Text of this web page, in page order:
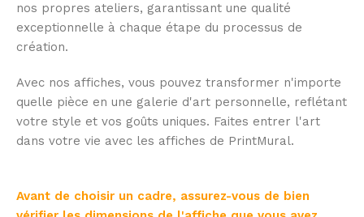
nos propres ateliers, garantissant une qualité
exceptionnelle à chaque étape du processus de
création.
Avec nos affiches, vous pouvez transformer n'importe
quelle pièce en une galerie d'art personnelle, reflétant
votre style et vos goûts uniques. Faites entrer l'art
dans votre vie avec les affiches de PrintMural.
Avant de choisir un cadre, assurez-vous de bien